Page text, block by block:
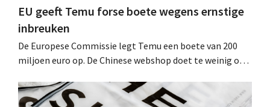
EU geeft Temu forse boete wegens ernstige
inbreuken
De Europese Commissie legt Temu een boete van 200
miljoen euro op. De Chinese webshop doet te weinig om
Europa tegen te houden, luidt het. .